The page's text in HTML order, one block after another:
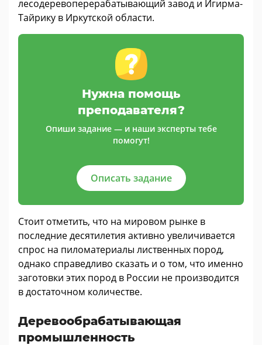
лесодеревоперерабатывающий завод и Игирма-
Тайрику в Иркутской области.
Нужна помощь
преподавателя?
Опиши задание — и наши эксперты тебе
помогут!
Описать задание
Стоит отметить, что на мировом рынке в
последние десятилетия активно увеличивается
спрос на пиломатериалы лиственных пород,
однако справедливо сказать и о том, что именно
заготовки этих пород в России не производится
в достаточном количестве.
Деревообрабатывающая
промышленность